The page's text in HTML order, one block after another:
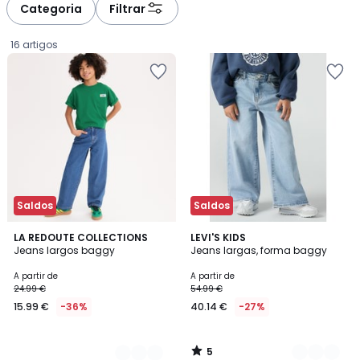
Categoria Filtrar
16 artigos
Saldos
LA REDOUTE COLLECTIONS
Jeans largos baggy
Preço
a
partir
A partir de
24.99 €
15.99 € -36%
3
Cores
Saldos
LEVI'S KIDS
Jeans largas, forma baggy
A partir de
54.99 €
40.14 € -27%
5
/
2
Cores
5
/